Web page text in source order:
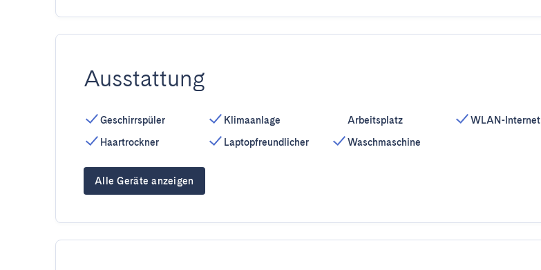
Ausstattung
Geschirrspüler
Haartrockner
Klimaanlage
Laptopfreundlicher
Arbeitsplatz
Waschmaschine
WLAN-Internet
Alle Geräte anzeigen